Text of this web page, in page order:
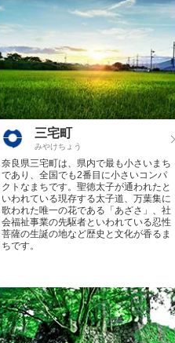
三宅町
みやけちょう
奈良県三宅町は、県内で最も小さいまち
であり、全国でも2番目に小さいコンパ
クトなまちです。聖徳太子が通われたと
いわれている現存する太子道、万葉集に
歌われた唯一の花である「あざさ」、社
会福祉事業の先駆者といわれている忍性
菩薩の生誕の地など歴史と文化が香るま
ちです。